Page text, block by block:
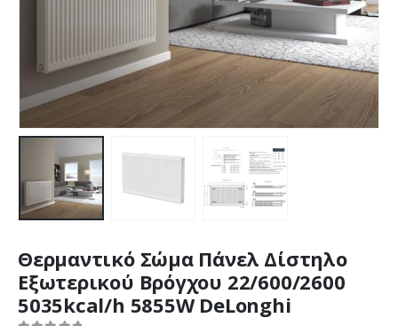
Θερμαντικό Σώμα Πάνελ Δίστηλο
Εξωτερικού Βρόγχου 22/600/2600
5035kcal/h 5855W DeLonghi